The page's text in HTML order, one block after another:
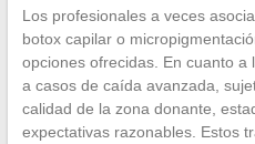
Los profesionales a veces
botox capilar o
opciones ofrecidas. En cuanto a
a casos de caída avanzada,
calidad de la zona donante,
expectativas razonables. Estos